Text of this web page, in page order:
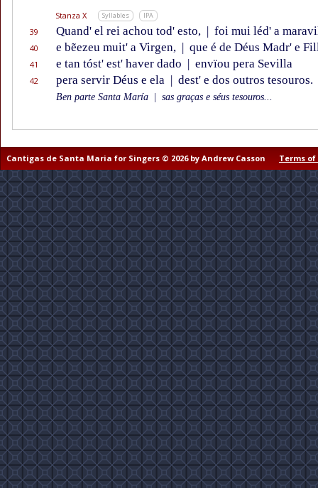
Stanza X Syllables IPA
39 Quand' el rei achou tod' esto, | foi mui léd' a
40 e bẽezeu muit' a Virgen, | que é de Déus Madr' e
41 e tan tóst' est' haver dado | envïou pera Sevilla
42 pera servir Déus e ela | dest' e dos outros tesouros.
Ben parte Santa María sas graças e séus tesouros...
Cantigas de Santa Maria for Singers © 2026 by Andrew Casson Terms of